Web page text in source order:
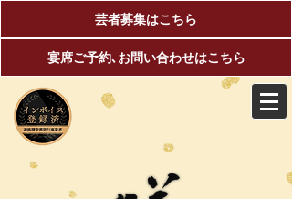
芸者募集はこちら
宴席ご予約､お問い合わせはこちら